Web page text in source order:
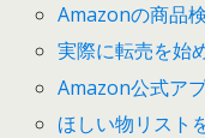
Amazonの商品
実際に転売を始
Amazon公式ア
ほしい物リスト